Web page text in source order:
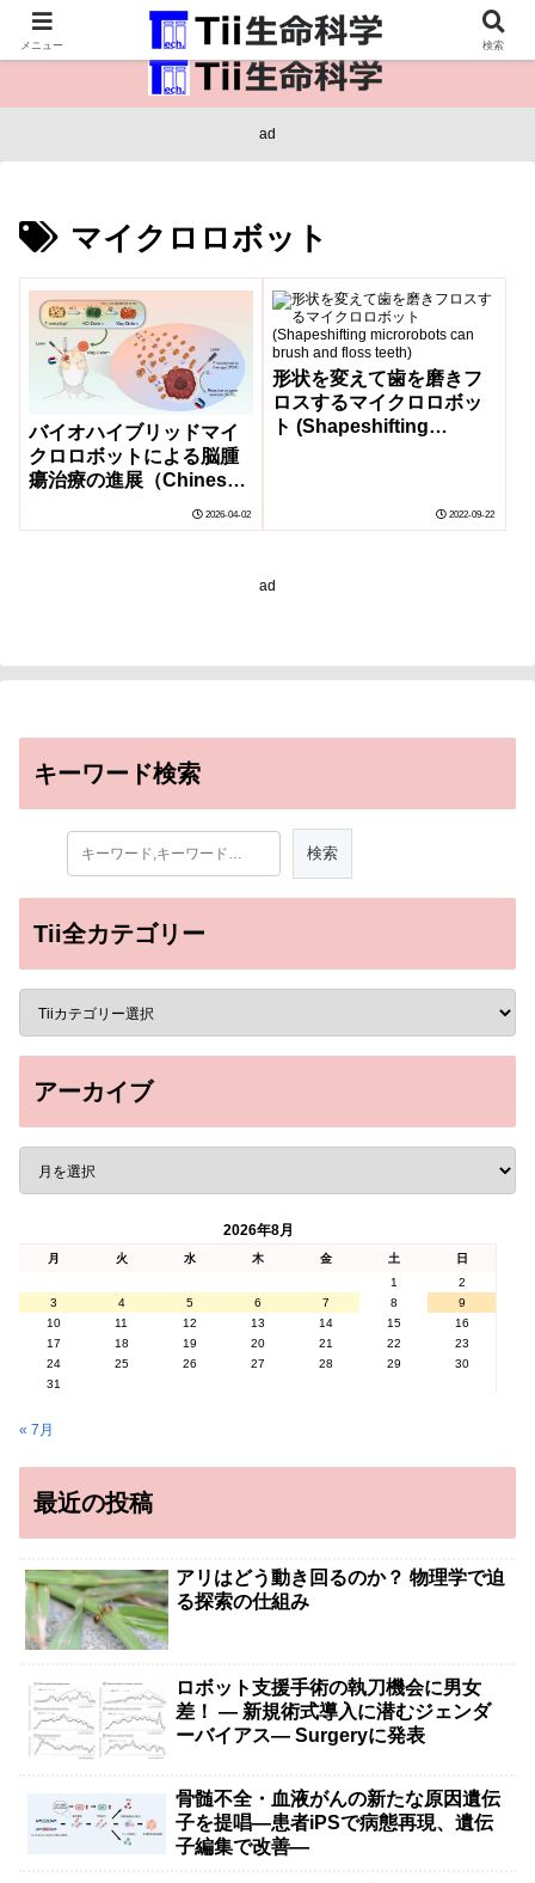
医療保健・生命・生物の情報インフラ。
ad
マイクロロボット
バイオハイブリッドマイ
クロロボットによる脳腫
瘍治療の進展（Chinese
Biohybrid Microrobots
2026-04-02
形状を変えて歯を磨きフ
ロスするマイクロロボッ
ト (Shapeshifting
2022-09-22
ad
キーワード検索
Tii全カテゴリー
アーカイブ
2026年8月
月 火 水 木 金 土
日
1
2
3
4 5 6 7 8
9
10
11 12 13 14 15
16
17
18 19 20 21 22
23
24
25 26 27 28 29
30
31
« 7月
最近の投稿
アリはどう動き回るのか？ 物理学で迫
る探索の仕組み
ロボット支援手術の執刀機会に男女
差！ — 新規術式導入に潜むジェンダ
ーバイアス— Surgeryに発表
骨髄不全・血液がんの新たな原因遺伝
子を提唱―患者iPSで病態再現、遺伝
子編集で改善―
メニュー 検索